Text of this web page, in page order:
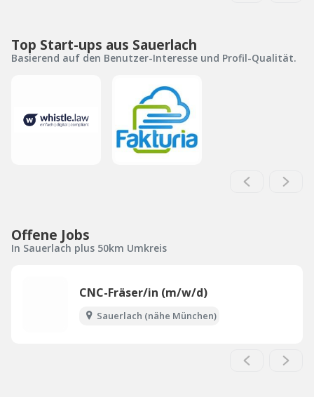
Top Start-ups aus Sauerlach
Basierend auf den Benutzer-Interesse und Profil-Qualität.
Offene Jobs
In Sauerlach plus 50km Umkreis
CNC-Fräser/in (m/w/d)
Sauerlach (nähe München)